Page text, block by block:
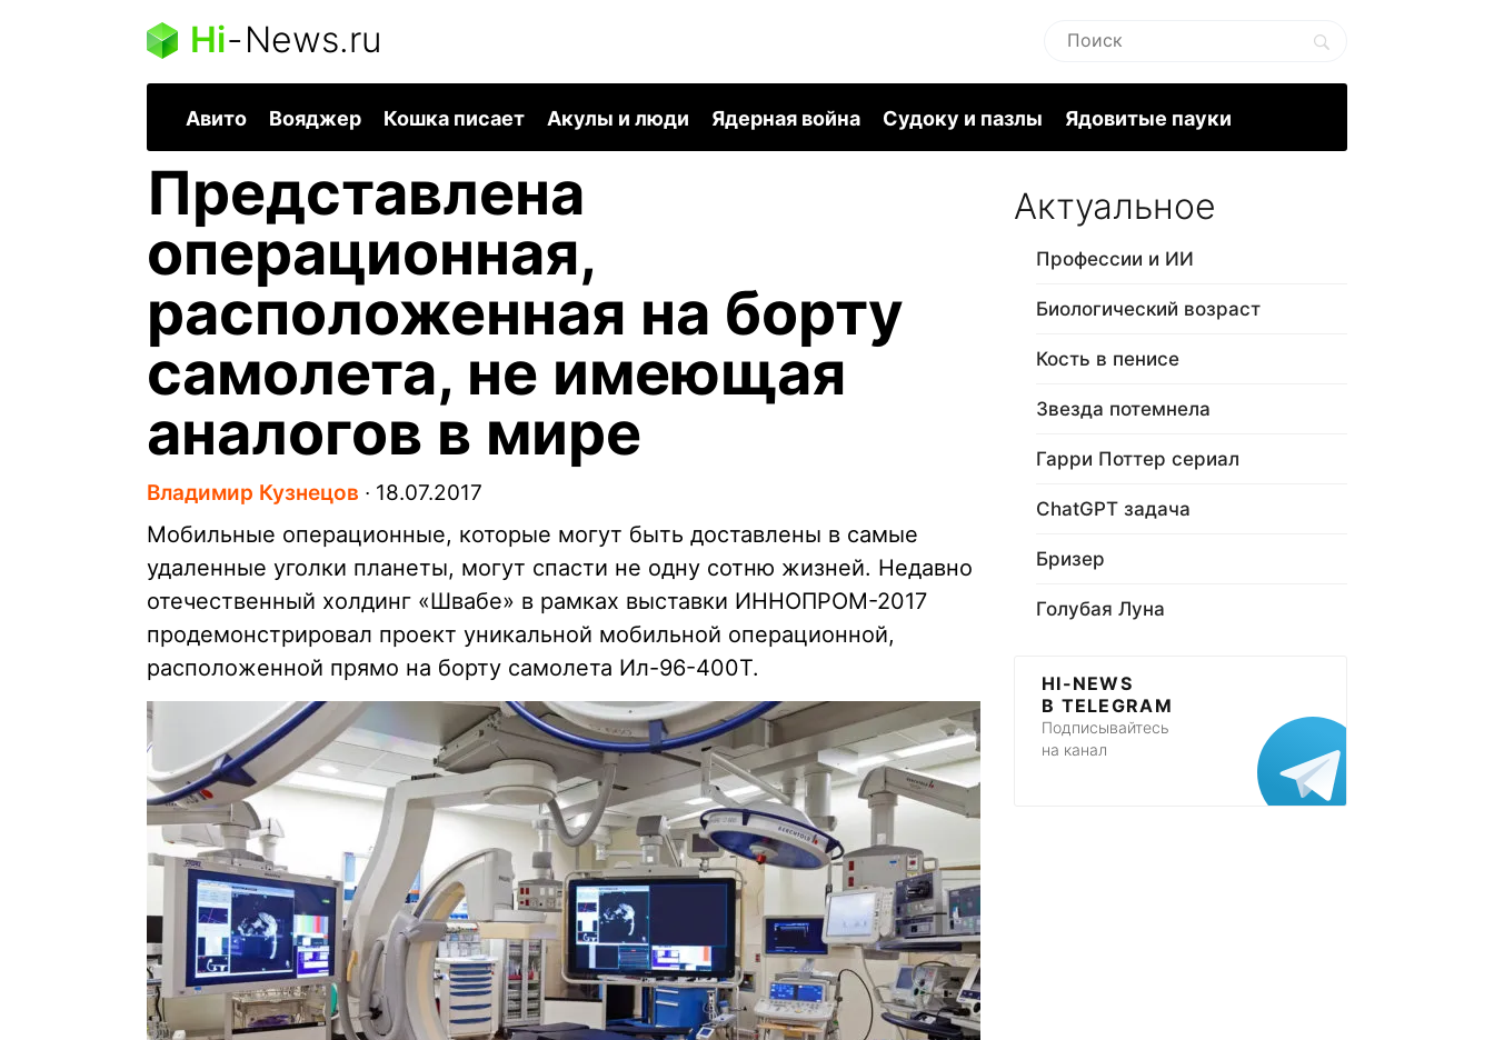
Hi-News.ru
Авито Вояджер Кошка писает Акулы и люди Ядерная война Судоку и пазлы Ядовитые пауки
Представлена
операционная,
расположенная на борту
самолета, не имеющая
аналогов в мире
Владимир Кузнецов ∙ 18.07.2017
Мобильные операционные, которые могут быть доставлены в самые
удаленные уголки планеты, могут спасти не одну сотню жизней. Недавно
отечественный холдинг «Швабе» в рамках выставки ИННОПРОМ-2017
продемонстрировал проект уникальной мобильной операционной,
расположенной прямо на борту самолета Ил-96-400Т.
Актуальное
Профессии и ИИ
Биологический возраст
Кость в пенисе
Звезда потемнела
Гарри Поттер сериал
ChatGPT задача
Бризер
Голубая Луна
HI-NEWS
В TELEGRAM
Подписывайтесь
на канал